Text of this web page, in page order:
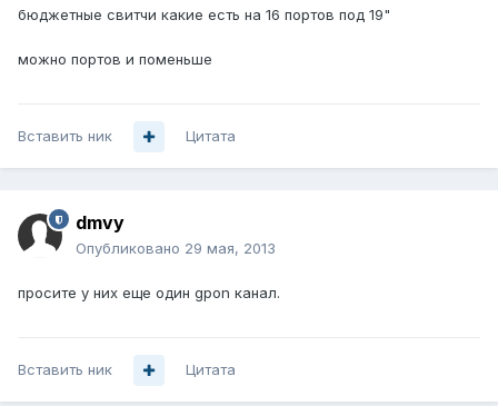
бюджетные свитчи какие есть на 16 портов под 19"
можно портов и поменьше
Вставить ник Цитата
dmvy
Опубликовано 29 мая, 2013
просите у них еще один gpon канал.
Вставить ник Цитата